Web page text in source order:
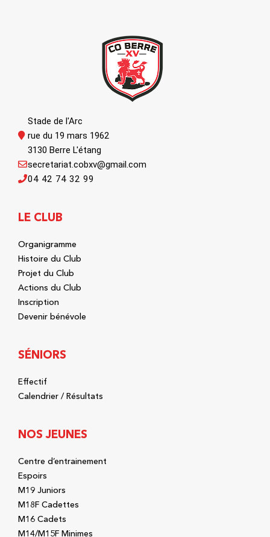
Stade de l'Arc
rue du 19 mars 1962
3130 Berre L'étang
04 42 74 32 99
secretariat.cobxv@gmail.com
LE CLUB
Organigramme
Histoire du Club
Projet du Club
Actions du Club
Inscription
Devenir bénévole
SÉNIORS
Effectif
Calendrier / Résultats
NOS JEUNES
Centre d’entrainement
Espoirs
M19 Juniors
M18F Cadettes
M16 Cadets
M14/M15F Minimes